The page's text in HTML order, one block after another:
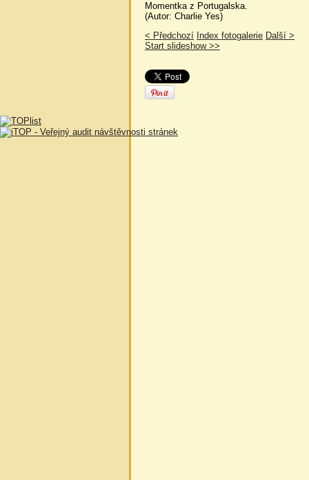
Momentka z Portugalska.
(Autor: Charlie Yes)
< Předchozí Index fotogalerie Další >
Start slideshow >>